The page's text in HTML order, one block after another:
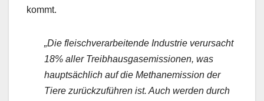
kommt.
„Die fleischverarbeitende Industrie verursacht
18% aller Treibhausgasemissionen, was
hauptsächlich auf die Methanemission der
Tiere zurückzuführen ist. Auch werden durch